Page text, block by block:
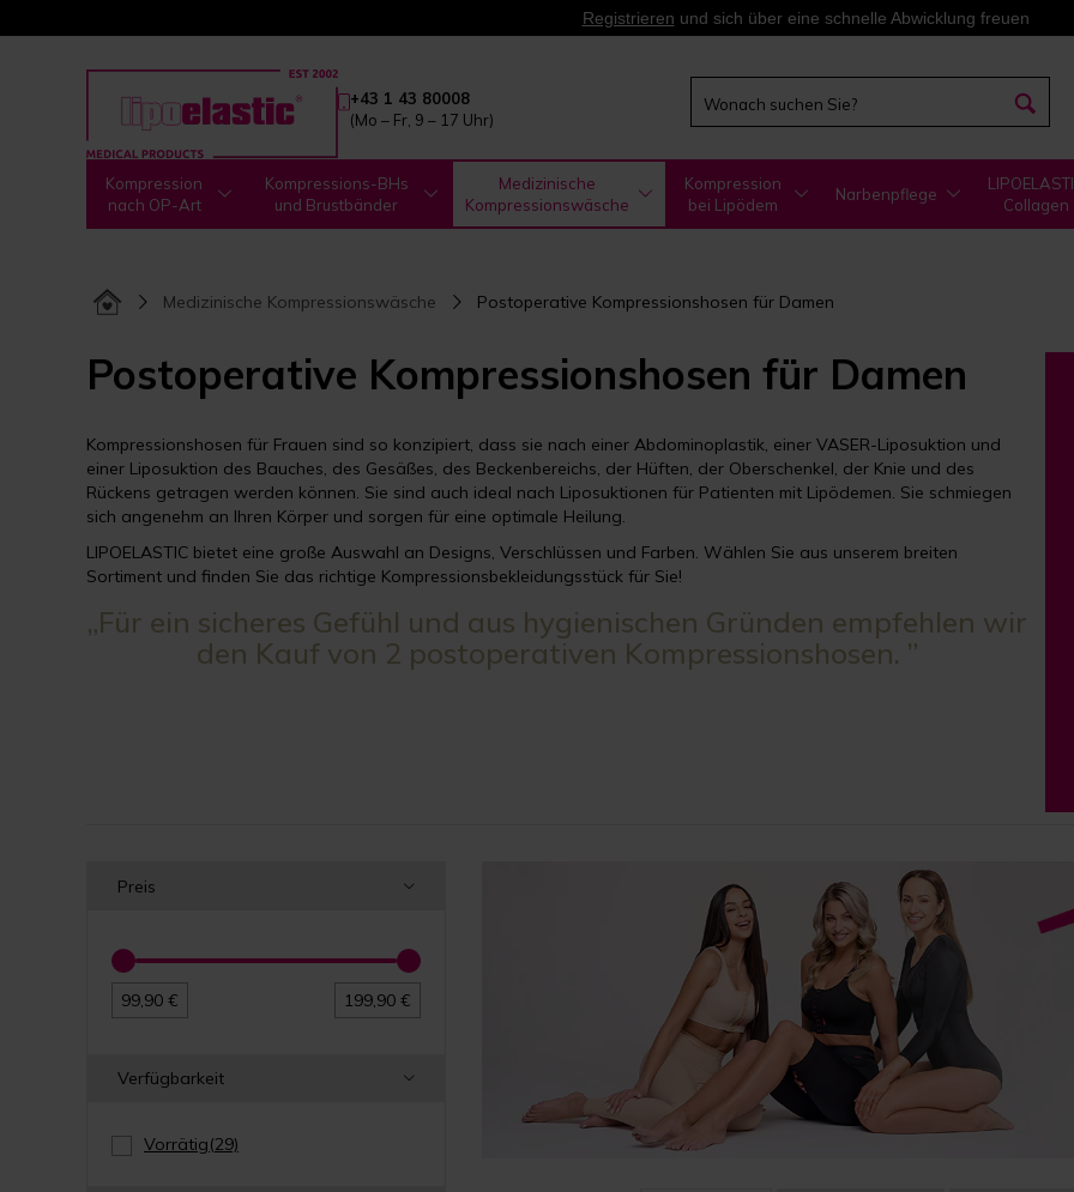
Registrieren und sich über eine schnelle Abwicklung freuen
+43 1 43 80008
(Mo – Fr, 9 – 17 Uhr)
Kompression
nach OP-Art
Kompressions-BHs
und Brustbänder
Medizinische
Kompressionswäsche
Kompression
bei Lipödem
Narbenpflege
Collagen
Medizinische Kompressionswäsche Postoperative Kompressionshosen für Damen
Postoperative Kompressionshosen für Damen
Kompressionshosen für Frauen sind so konzipiert, dass sie nach einer Abdominoplastik, einer VASER-Liposuktion und
einer Liposuktion des Bauches, des Gesäßes, des Beckenbereichs, der Hüften, der Oberschenkel, der Knie und des
Rückens getragen werden können. Sie sind auch ideal nach Liposuktionen für Patienten mit Lipödemen. Sie schmiegen
sich angenehm an Ihren Körper und sorgen für eine optimale Heilung.
LIPOELASTIC bietet eine große Auswahl an Designs, Verschlüssen und Farben. Wählen Sie aus unserem breiten
Sortiment und finden Sie das richtige Kompressionsbekleidungsstück für Sie!
„Für ein sicheres Gefühl und aus hygienischen Gründen empfehlen wir
den Kauf von 2 postoperativen Kompressionshosen. ”
Preis
99,90 € 199,90 €
Verfügbarkeit
Vorrätig(29)